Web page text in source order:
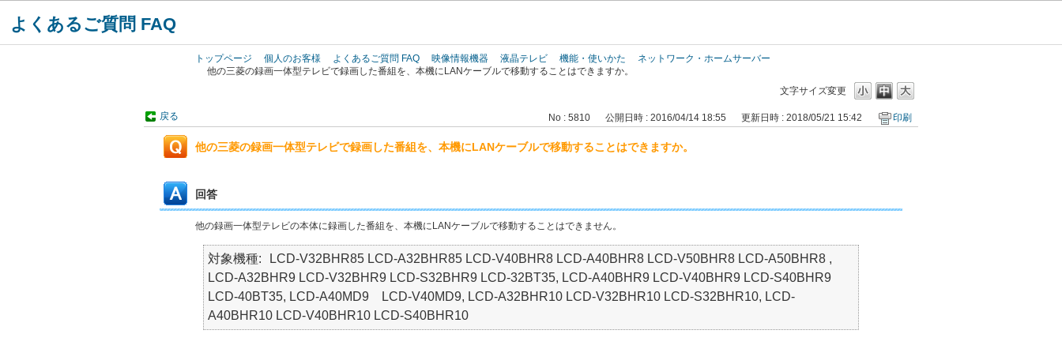
よくあるご質問 FAQ
トップページ 個人のお客様 よくあるご質問 FAQ 映像情報機器 液晶テレビ 機能・使いかた
ネットワーク・ホームサーバー
他の三菱の録画一体型テレビで録画した番組を、本機にLANケーブルで移動することはできますか。
文字サイズ変更
戻る No : 5810 公開日時 : 2016/04/14 18:55 更新日時 : 2018/05/21 15:42 印刷
他の三菱の録画一体型テレビで録画した番組を、本機にLANケーブルで移動することはできますか。
回答
他の録画一体型テレビの本体に録画した番組を、本機にLANケーブルで移動することはできません。
対象機種
LCD-V32BHR85 LCD-A32BHR85 LCD-V40BHR8 LCD-A40BHR8 LCD-V50BHR8 LCD-A50BHR8 ,
LCD-A32BHR9 LCD-V32BHR9 LCD-S32BHR9 LCD-32BT35, LCD-A40BHR9 LCD-V40BHR9 LCD-S40BHR9
LCD-40BT35, LCD-A40MD9 LCD-V40MD9, LCD-A32BHR10 LCD-V32BHR10 LCD-S32BHR10, LCD-
A40BHR10 LCD-V40BHR10 LCD-S40BHR10